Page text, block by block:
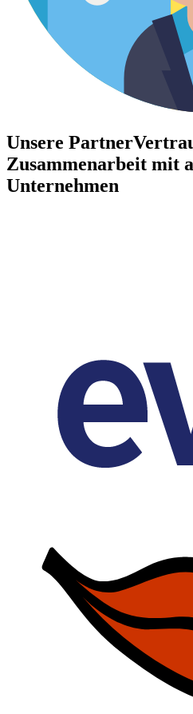
Unsere Partner
Zusammenarbeit mit
Unternehmen